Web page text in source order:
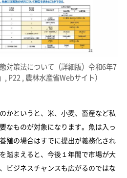
対策法について（詳細版）令和6年7
, P22 , 農林水産省Webサイト）
かというと、米、小麦、畜産など私
なものが対象になります。魚は入っ
殖の場合はすでに提出が義務化され
踏まえると、今後１年間で市場が大
ビジネスチャンスも広がるのではな